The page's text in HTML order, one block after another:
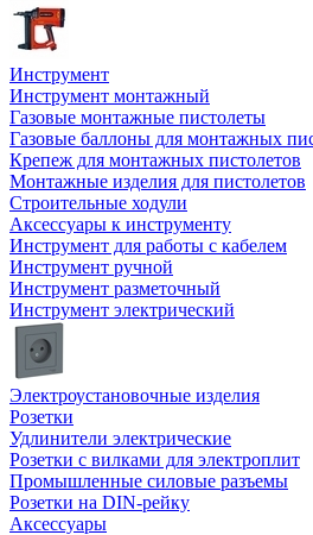
Инструмент
Инструмент монтажный
Газовые монтажные пистолеты
Газовые баллоны для монтажных
Крепеж для монтажных пистолетов
Монтажные изделия для пистолетов
Строительные ходули
Аксессуары к инструменту
Инструмент для работы с кабелем
Инструмент ручной
Инструмент разметочный
Инструмент электрический
Электроустановочные изделия
Розетки
Удлинители электрические
Розетки с вилками для электроплит
Промышленные силовые разъемы
Розетки на DIN-рейку
Аксессуары